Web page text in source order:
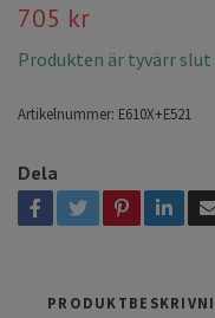
705 kr
Produkten är tyvärr slut
Artikelnummer: E610X+E521
Dela